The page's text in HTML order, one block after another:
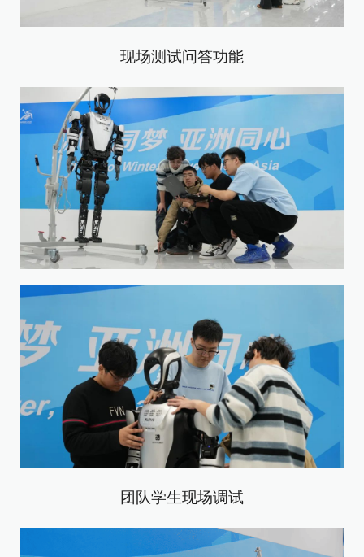
现场测试问答功能
团队学生现场调试